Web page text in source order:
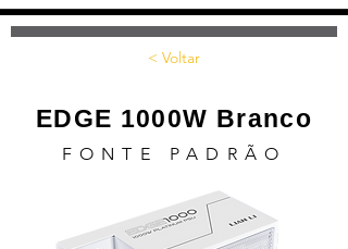
< Voltar
EDGE 1000W Branco
FONTE PADRÃO